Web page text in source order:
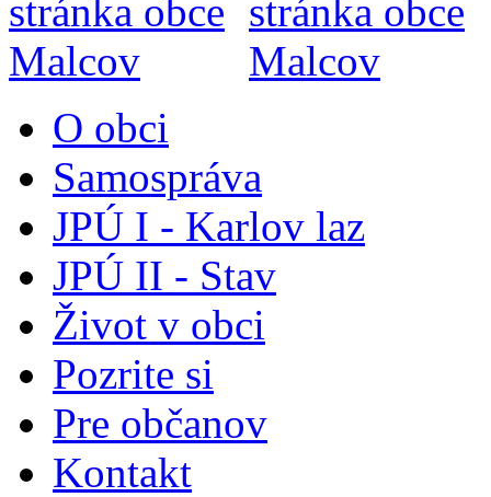
O obci
Samospráva
JPÚ I - Karlov laz
JPÚ II - Stav
Život v obci
Pozrite si
Pre občanov
Kontakt